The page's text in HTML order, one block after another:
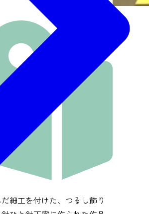
細工を付けた、つるし飾り